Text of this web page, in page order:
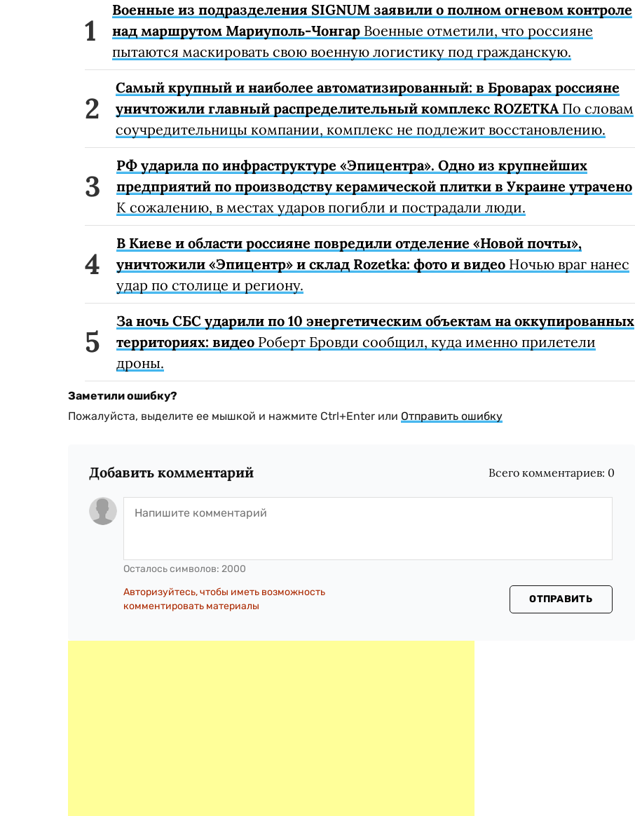
Военные из подразделения SIGNUM заявили о полном огневом контроле
над маршрутом Мариуполь-Чонгар Военные отметили, что россияне
пытаются маскировать свою военную логистику под гражданскую.
Самый крупный и наиболее автоматизированный: в Броварах россияне
уничтожили главный распределительный комплекс ROZETKAПо словам
соучредительницы компании, комплекс не подлежит восстановлению.
РФ ударила по инфраструктуре «Эпицентра». Одно из крупнейших
предприятий по производству керамической плитки в Украине утрачено
К сожалению, в местах ударов погибли и пострадали люди.
В Киеве и области россияне повредили отделение «Новой почты»,
уничтожили «Эпицентр» и склад Rozetka: фото и видео Ночью враг нанес
удар по столице и региону.
За ночь СБС ударили по 10 энергетическим объектам на оккупированных
территориях: видео Роберт Бровди сообщил, куда именно прилетели
дроны.
Заметили ошибку?
Пожалуйста, выделите ее мышкой и нажмите Ctrl+Enter или Отправить ошибку
Добавить комментарий Всего комментариев: 0
Осталось символов: 2000
Авторизуйтесь, чтобы иметь возможность
комментировать материалы
ОТПРАВИТЬ